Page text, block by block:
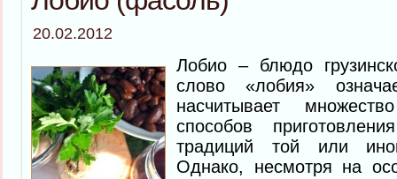
20.02.2012
Лобио – блюдо
слово «лобия»
насчитывает
способов
традиций той или
Однако, несмотря на